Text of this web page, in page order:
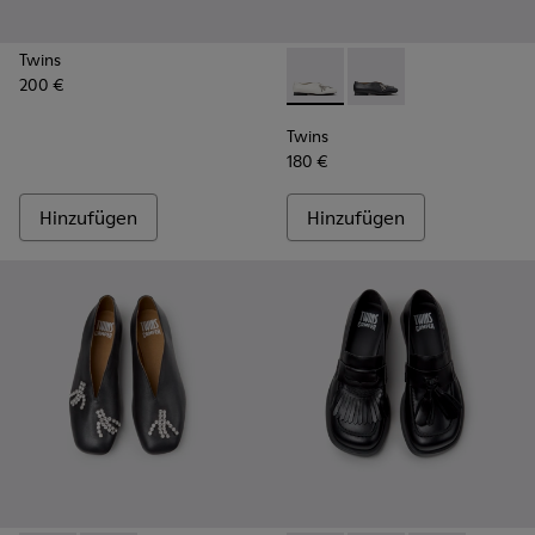
Twins
200 €
Hinzufügen
Twins - K202001-002 -
Twins - K202001-
Twins
180 €
Hinzufügen